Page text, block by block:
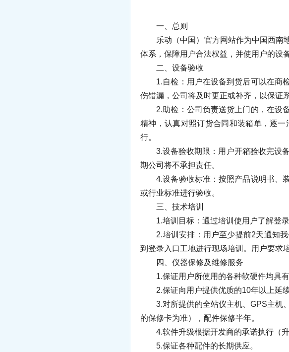
一、总则
乐动（中国）官方网站作为中国西南地
体系，保障用户合法权益，并使用户的设
二、设备验收
1.自检：用户在设备到货后可以在商检
伤错漏，公司将及时更正或补齐，以保证
2.助检：公司负责送货上门的，在设备
精神，认真对照订货合同和装箱单，逐
行。
3.设备验收期限：用户开箱验收完设备
期公司将不承担责任。
4.设备验收标准：按照产品说明书、装
或行业标准进行验收。
三、技术培训
1.培训目标：通过培训使用户了解登录
2.培训安排：用户至少提前2天通知我
到登录入口工地进行现场培训。用户要求
四、仪器保修及维修服务
1.保证用户所使用的各种软硬件均具有
2.保证向用户提供优质的10年以上延续
3.对所提供的全站仪主机、GPS主机、
的保修卡为准），配件保修半年。
4.软件升级根据开发商的承诺执行（升
5.保证各种配件的长期供应。